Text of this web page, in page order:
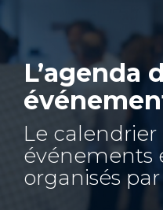
L’agenda
Le
événements
organisés